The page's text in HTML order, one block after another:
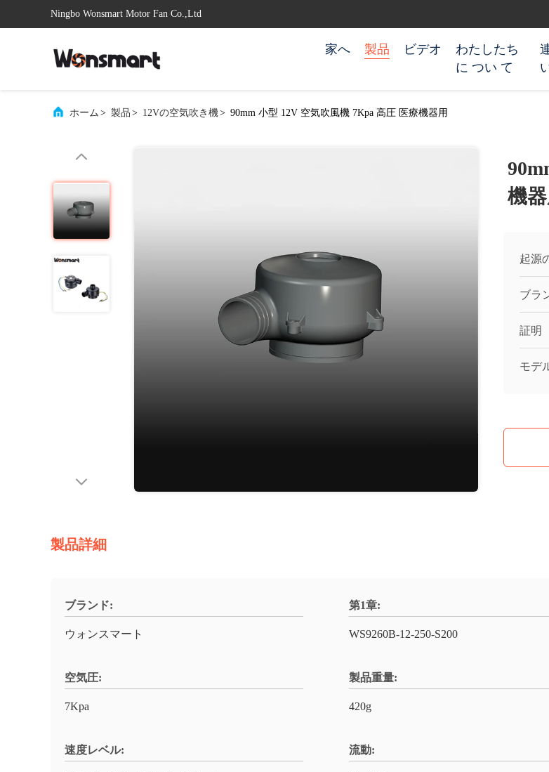
Ningbo Wonsmart Motor Fan Co.,Ltd
家へ 製品 ビデオ
わたしたち
に つい て
ホーム > 製品 > 12Vの空気吹き機> 90mm 小型 12V 空気吹風機 7Kpa 高圧 医療機器用
機器
起源
ブラ
証明
モデ
製品詳細
ブランド:
ウォンスマート
第1章:
WS9260B-12-250-S200
空気圧:
7Kpa
製品重量:
420g
速度レベル: 流動: